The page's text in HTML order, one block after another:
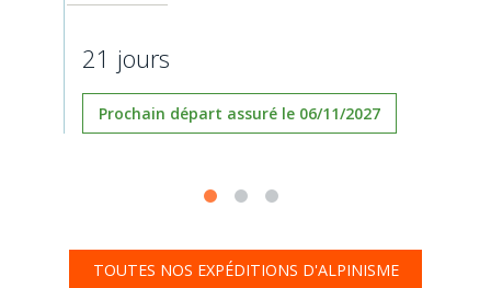
21 jours
Prochain départ assuré le 06/11/2027
TOUTES NOS EXPÉDITIONS D'ALPINISME